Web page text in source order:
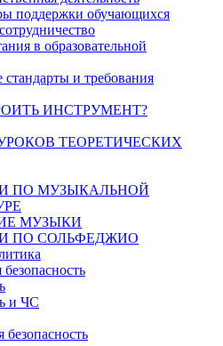
поддержки обучающихся
в образовательной
стандарты и требования
ИНСТРУМЕНТ?
ТЕОРЕТИЧЕСКИХ
ПО МУЗЫКАЛЬНОЙ
МУЗЫКИ
ПО СОЛЬФЕДЖИО
и ЧС